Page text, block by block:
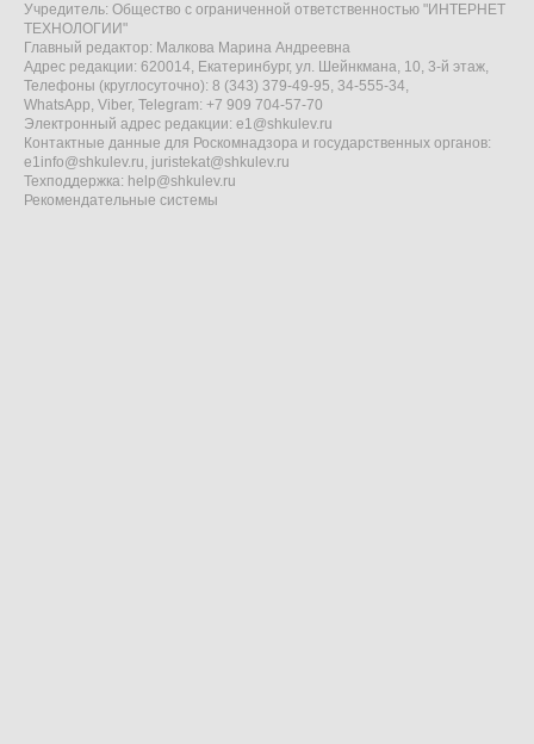
Учредитель: Общество с ограниченной ответственностью "ИНТЕРНЕТ
ТЕХНОЛОГИИ"
Главный редактор: Малкова Марина Андреевна
Адрес редакции: 620014, Екатеринбург, ул. Шейнкмана, 10, 3-й этаж,
Телефоны (круглосуточно): 8 (343) 379-49-95, 34-555-34,
WhatsApp, Viber, Telegram: +7 909 704-57-70
Электронный адрес редакции: e1@shkulev.ru
Контактные данные для Роскомнадзора и государственных органов:
e1info@shkulev.ru, juristekat@shkulev.ru
Техподдержка: help@shkulev.ru
Рекомендательные системы